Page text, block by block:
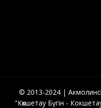
© 2013-2024 |
"Көкшетау Бүгін -